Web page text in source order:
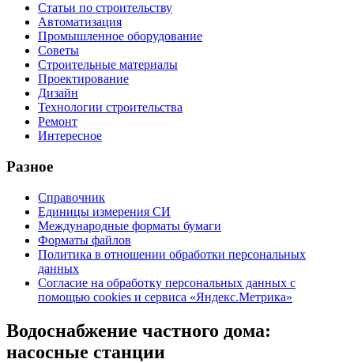
Статьи по строительству
Автоматизация
Промышленное оборудование
Советы
Строительные материалы
Проектирование
Дизайн
Технологии строительства
Ремонт
Интересное
Разное
Справочник
Единицы измерения СИ
Международные форматы бумаги
Форматы файлов
Политика в отношении обработки персональных
данных
Согласие на обработку персональных данных с
помощью cookies и сервиса «Яндекс.Метрика»
Водоснабжение частного дома:
насосные станции